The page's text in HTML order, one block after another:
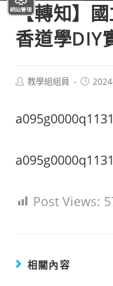
【轉知】
香道學DIY
Post教學組組員
Post
Post Views:
相關內容